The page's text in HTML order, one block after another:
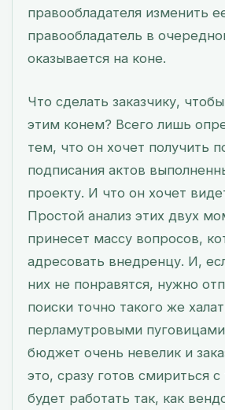
правообладателя изменить
правообладатель в
оказывается на коне.
Что сделать заказчику,
этим конем? Всего лишь
тем, что он хочет получить
подписания актов
проекту. И что он хочет
Простой анализ этих двух
принесет массу вопросов,
адресовать внедренцу. И,
них не понравятся, нужно
поиски точно такого же
перламутровыми
бюджет очень невелик и
это, сразу готов смириться
будет работать так, как